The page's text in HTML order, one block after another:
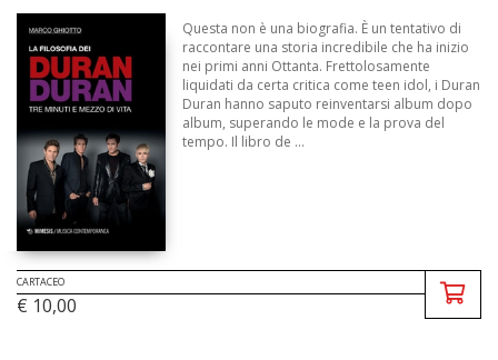
Questa non è una biografia. È un tentativo di
raccontare una storia incredibile che ha inizio
nei primi anni Ottanta. Frettolosamente
liquidati da certa critica come teen idol, i Duran
Duran hanno saputo reinventarsi album dopo
album, superando le mode e la prova del
tempo. Il libro de ...
CARTACEO
€ 10,00